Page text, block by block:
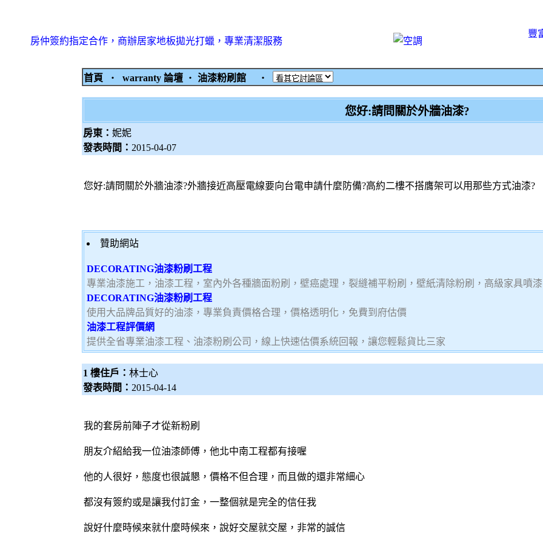
房仲簽約指定合作，商辦居家地板拋光打蠟，專業清潔服務
豐
首頁 ‧ warranty 論壇 ‧ 油漆粉刷館 ‧
您好:請問關於外牆油漆?
房東： 妮妮
發表時間： 2015-04-07
您好:請問關於外牆油漆?外牆接近高壓電線要向台電申請什麼防備?高約二樓不搭膺架可以用那些方式油漆?
贊助網站
DECORATING油漆粉刷工程
專業油漆施工，油漆工程，室內外各種牆面粉刷，壁癌處理，裂縫補平粉刷，壁紙清除粉刷，高級家具噴
DECORATING油漆粉刷工程
使用大品牌品質好的油漆，專業負責價格合理，價格透明化，免費到府估價
油漆工程評價網
提供全省專業油漆工程、油漆粉刷公司，線上快速估價系統回報，讓您輕鬆貨比三家
1 樓住戶： 林士心
發表時間： 2015-04-14
我的套房前陣子才從新粉刷
朋友介紹給我一位油漆師傅，他北中南工程都有接喔
他的人很好，態度也很誠懇，價格不但合理，而且做的還非常細心
都沒有簽約或是讓我付訂金，一整個就是完全的信任我
說好什麼時候來就什麼時候來，說好交屋就交屋，非常的誠信